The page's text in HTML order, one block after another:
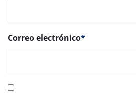
Correo electrónico*